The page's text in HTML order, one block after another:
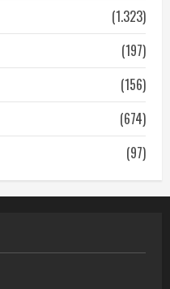
(1.323)
(197)
(156)
(674)
(97)